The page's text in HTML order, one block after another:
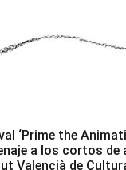
‘Prime the
a los cortos de
Valencià de